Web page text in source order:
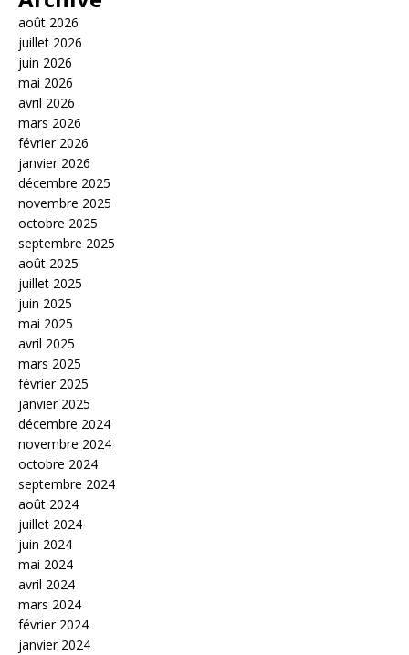
août 2026
juillet 2026
juin 2026
mai 2026
avril 2026
mars 2026
février 2026
janvier 2026
décembre 2025
novembre 2025
octobre 2025
septembre 2025
août 2025
juillet 2025
juin 2025
mai 2025
avril 2025
mars 2025
février 2025
janvier 2025
décembre 2024
novembre 2024
octobre 2024
septembre 2024
août 2024
juillet 2024
juin 2024
mai 2024
avril 2024
mars 2024
février 2024
janvier 2024